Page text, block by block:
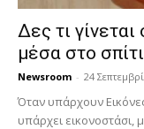
Δες τι
μέσα στο
Newsroom - 24
Όταν υπάρχουν
υπάρχει εικονοστάσι,